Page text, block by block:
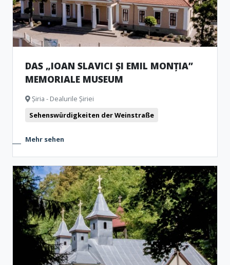
DAS „IOAN SLAVICI ȘI EMIL MONȚIA”
MEMORIALE MUSEUM
Șiria - Dealurile Șiriei
Sehenswürdigkeiten der Weinstraße
Mehr sehen